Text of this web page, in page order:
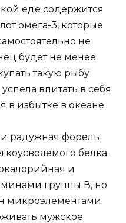
еде содержится
омега-3, которые
не
будет не менее
такую рыбу
впитать в себя
в избытке в океане.
радужная форель
белка.
и
группы В, но
микроэлементами.
мужское